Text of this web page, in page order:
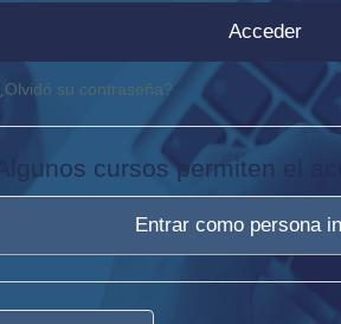
Acceder
su contraseña?
Algunos cursos permiten el
Entrar como persona